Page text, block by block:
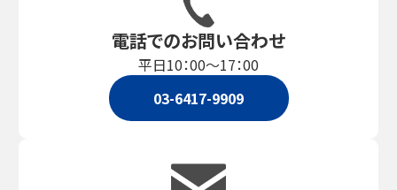
電話でのお問い合わせ
平日10：00～17：00
03-6417-9909